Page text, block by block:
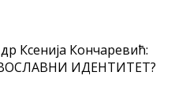
Ксенија Кончаревић:
ИДЕНТИТЕТ?